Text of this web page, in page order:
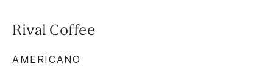
Rival Coffee
AMERICANO